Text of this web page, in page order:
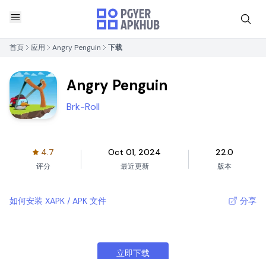
首页 应用 Angry Penguin 下载
Angry Penguin
Brk-Roll
4.7
评分
Oct 01, 2024
最近更新
22.0
版本
如何安装 XAPK / APK 文件 分享
立即下载